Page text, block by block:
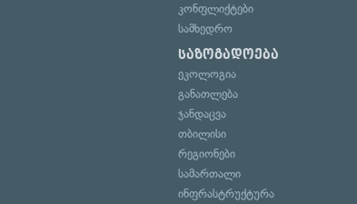
კონფლიქტები
სამხედრო
საზოგადოება
ეკოლოგია
განათლება
ჯანდაცვა
თბილისი
რეგიონები
სამართალი
ინფრასტრუქტურა